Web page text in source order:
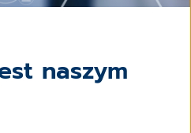
naszym